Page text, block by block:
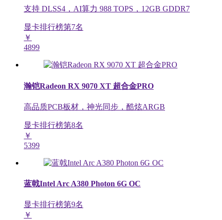
支持 DLSS4，AI算力 988 TOPS，12GB GDDR7
显卡排行榜第7名
￥
4899
瀚铠Radeon RX 9070 XT 超合金PRO
高品质PCB板材，神光同步，酷炫ARGB
显卡排行榜第8名
￥
5399
蓝戟Intel Arc A380 Photon 6G OC
显卡排行榜第9名
￥